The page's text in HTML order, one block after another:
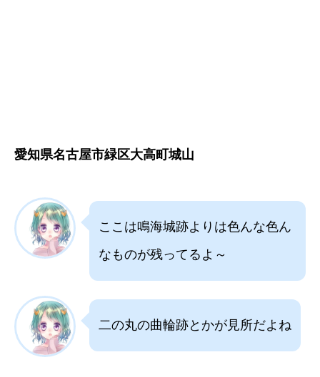
愛知県名古屋市緑区大高町城山
ここは鳴海城跡よりは色んな色ん
なものが残ってるよ～
二の丸の曲輪跡とかが見所だよね